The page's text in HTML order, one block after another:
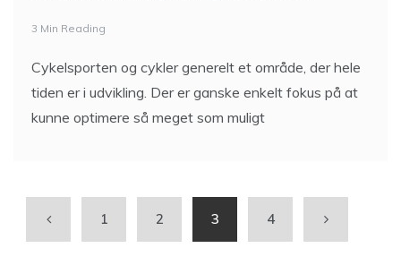
3 Min Reading
Cykelsporten og cykler generelt et område, der hele
tiden er i udvikling. Der er ganske enkelt fokus på at
kunne optimere så meget som muligt
1 2 3 4